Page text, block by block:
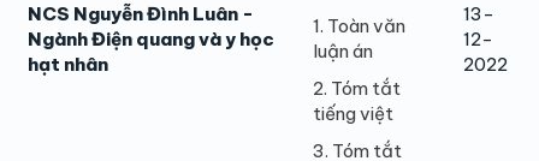
NCS Nguyễn Đình Luân -
Ngành Điện quang và y học
hạt nhân
1. Toàn văn
luận án
2. Tóm tắt
tiếng việt
3. Tóm tắt
13-
12-
2022